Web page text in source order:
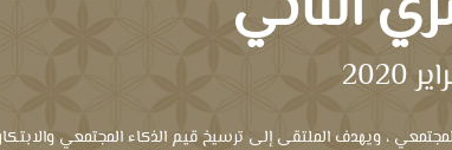
، ويهدف الملتقى إلى ترسيخ قيم الذكاء المجتمعي